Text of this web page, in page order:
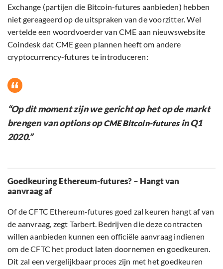
Exchange (partijen die Bitcoin-futures aanbieden) hebben
niet gereageerd op de uitspraken van de voorzitter. Wel
vertelde een woordvoerder van CME aan nieuwswebsite
Coindesk dat CME geen plannen heeft om andere
cryptocurrency-futures te introduceren:
“Op dit moment zijn we gericht op het op de markt
brengen van options opCME Bitcoin-futuresin Q1
2020.”
Goedkeuring Ethereum-futures? – Hangt van
aanvraag af
Of de CFTC Ethereum-futures goed zal keuren hangt af van
de aanvraag, zegt Tarbert. Bedrijven die deze contracten
willen aanbieden kunnen een officiële aanvraag indienen
om de CFTC het product laten doornemen en goedkeuren.
Dit zal een vergelijkbaar proces zijn met het goedkeuren